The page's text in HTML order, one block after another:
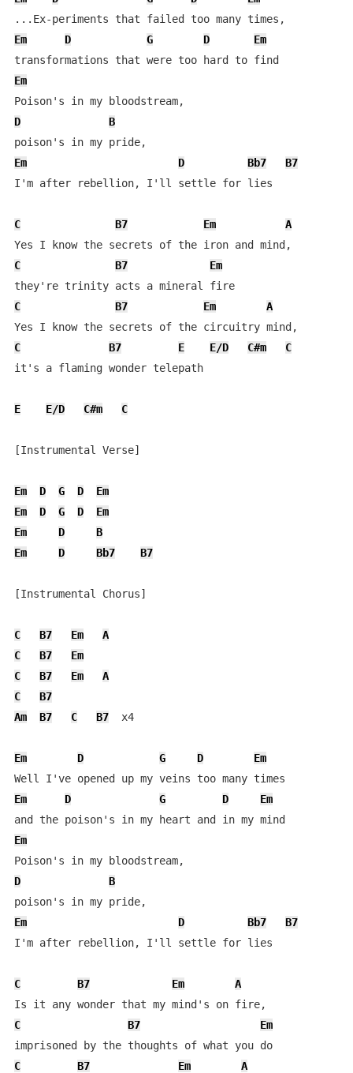
Em
D G D
Em
Em
D
B
Em
D Bb7
B7
I'm after rebellion, I'll settle for lies
C B7 Em
A
C
B7
Em
they're trinity acts a mineral fire
C
B7 Em
A
C
B7 E E/D C#m
C
it's a flaming wonder telepath
E E/D C#m C
[Instrumental Verse]
Em D G D
Em
Em
D G D
Em
Em
D
B
Em
D Bb7 B7
[Instrumental Chorus]
C B7 Em
A
C
B7
Em
C
B7 Em
A
C
B7
Am
B7 C B7
  x4
Em D G D
Em
Em
D G D
Em
Em
D
B
Em
D Bb7
B7
I'm after rebellion, I'll settle for lies
C B7 Em
A
C
B7
Em
imprisoned by the thoughts of what you do
C
B7 Em
A